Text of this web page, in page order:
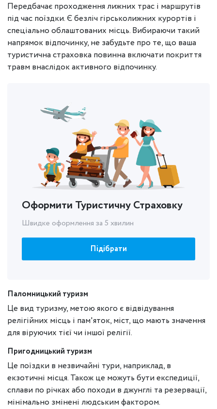
Передбачає проходження лижних трас і маршрутів
під час поїздки. Є безліч гірськолижних курортів і
спеціально облаштованих місць. Вибираючи такий
напрямок відпочинку, не забудьте про те, що ваша
туристична страховка повинна включати покриття
травм внаслідок активного відпочинку.
Оформити Туристичну Страховку
Швидке оформлення за 5 хвилин
Підібрати
Паломницький туризм
Це вид туризму, метою якого є відвідування
релігійних місць і пам'яток, міст, що мають значення
для віруючих тієї чи іншої релігії.
Пригодницький туризм
Це поїздки в незвичайні тури, наприклад, в
екзотичні місця. Також це можуть бути експедиції,
сплави по річках або походи в джунглі та резервації,
мінімально змінені людським фактором.